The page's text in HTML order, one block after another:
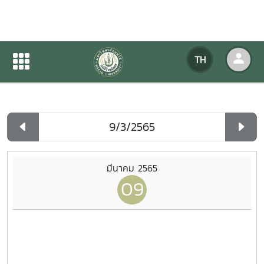
TH
ปฏิทินกิจกรรมของหน่วยงาน
ปฏิทินกิจกรรมของหน่วยงาน
มีนาคม 2565
09